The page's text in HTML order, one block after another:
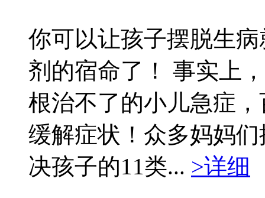
你可以让孩子摆脱生
剂的宿命了！ 事实上
根治不了的小儿急症
缓解症状！众多妈妈
决孩子的11类... >详细